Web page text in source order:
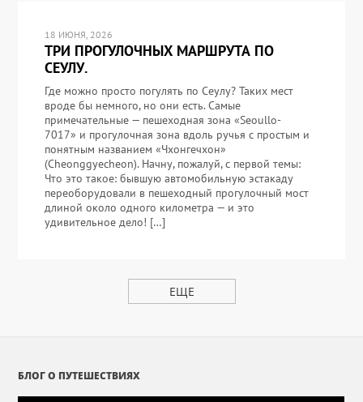
18 ИЮНЯ, 2026
ТРИ ПРОГУЛОЧНЫХ МАРШРУТА ПО
СЕУЛУ.
Где можно просто погулять по Сеулу? Таких мест
вроде бы немного, но они есть. Самые
примечательные — пешеходная зона «Seoullo-
7017» и прогулочная зона вдоль ручья с простым и
понятным названием «Чхонгечхон»
(Cheonggyecheon). Начну, пожалуй, с первой темы:
Что это такое: бывшую автомобильную эстакаду
переоборудовали в пешеходный прогулочный мост
длиной около одного километра — и это
удивительное дело! […]
ЕЩЕ
БЛОГ О ПУТЕШЕСТВИЯХ